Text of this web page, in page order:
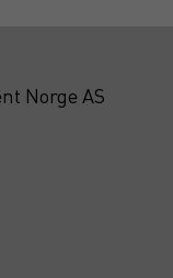
Norge AS